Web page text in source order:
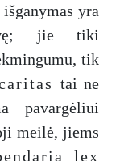
yra
jie tiki
tik
tai ne
pavargėliui
meilė, jiems
lex